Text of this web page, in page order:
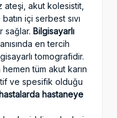
akut kolesistit,
içi serbest sıvı
sağlar. Bilgisayarlı
en tercih
tomografidir.
tüm akut karın
ve spesifik olduğu
hastalarda hastaneye